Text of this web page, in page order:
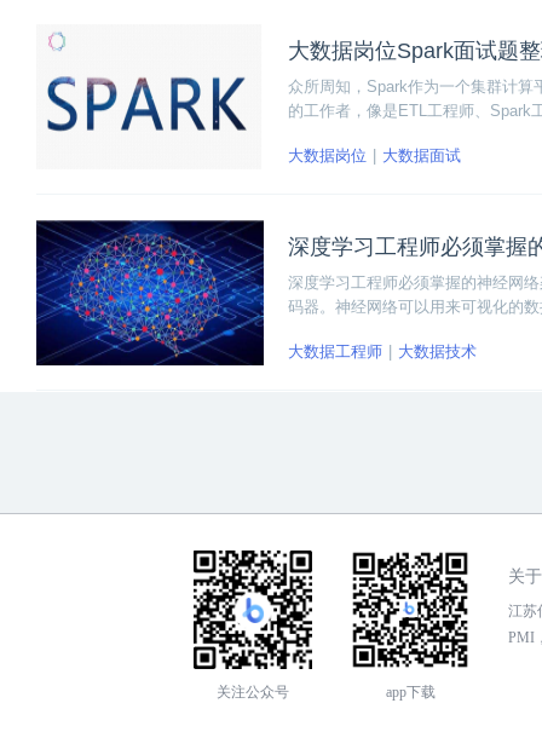
大数据岗位Spark面试题
众所周知，Spark作为一个集群计
的工作者，像是ETL工程师、Spark
做吧！
大数据岗位 大数据面试
深度学习工程师必须掌握
深度学习工程师必须掌握的神经网
码器。神经网络可以用来可视化的
大数据工程师
大数据技术
关注公众号 app下载
关
江苏
PMI